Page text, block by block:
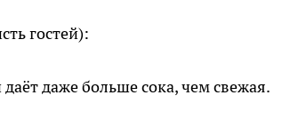
гостей):
даже больше сока, чем свежая.